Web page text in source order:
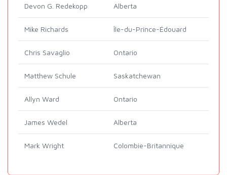
Devon G. Redekopp Alberta
Mike Richards Île-du-Prince-Édouard
Chris Savaglio Ontario
Matthew Schule Saskatchewan
Allyn Ward Ontario
James Wedel Alberta
Mark Wright Colombie-Britannique